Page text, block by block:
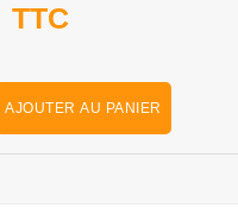
TTC
AJOUTER AU PANIER